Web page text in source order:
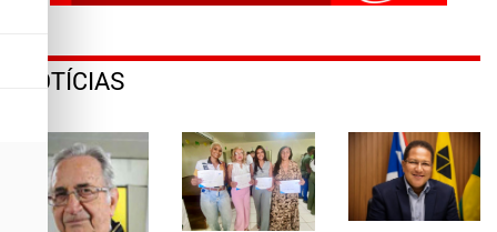
NOTÍCIAS